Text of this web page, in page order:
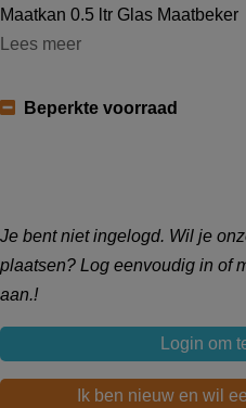
Maatkan 0.5 ltr Glas Maatbeker
Lees meer
Beperkte voorraad
Je bent niet ingelogd. Wil je
plaatsen? Log eenvoudig in of
aan.!
Login om
Ik ben nieuw en wil